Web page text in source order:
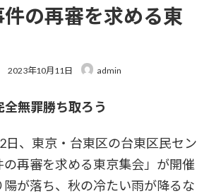
の再審を求める東
最
新
:
2023年10月11日 admin
無罪勝ち取ろう
、東京・台東区の台東区民セン
の再審を求める東京集会」が開催
陽が落ち、秋の冷たい雨が降るな